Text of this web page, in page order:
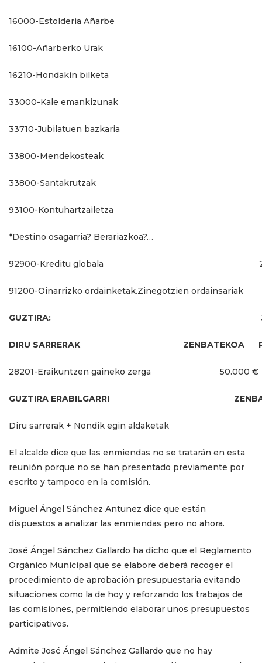
16000-Estolderia Añarbe
16100-Añarberko Urak
16210-Hondakin bilketa
33000-Kale emankizunak
33710-Jubilatuen bazkaria
33800-Mendekosteak
33800-Santakrutzak
93100-Kontuhartzailetza
*Destino osagarria? Berariazkoa?…
92900-Kreditu globala
91200-Oinarrizko ordainketak.Zinegotzien ordainsariak
GUZTIRA:
DIRU SARRERAK ZENBATEKOA
28201-Eraikuntzen gaineko zerga 50.000 €
GUZTIRA ERABILGARRI
Diru sarrerak + Nondik egin aldaketak
El alcalde dice que las enmiendas no se tratarán en esta
reunión porque no se han presentado previamente por
escrito y tampoco en la comisión.
Miguel Ángel Sánchez Antunez dice que están
dispuestos a analizar las enmiendas pero no ahora.
José Ángel Sánchez Gallardo ha dicho que el Reglamento
Orgánico Municipal que se elabore deberá recoger el
procedimiento de aprobación presupuestaria evitando
situaciones como la de hoy y reforzando los trabajos de
las comisiones, permitiendo elaborar unos presupuestos
participativos.
Admite José Ángel Sánchez Gallardo que no hay